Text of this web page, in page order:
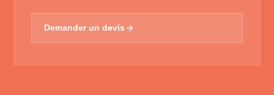
Demander un devis